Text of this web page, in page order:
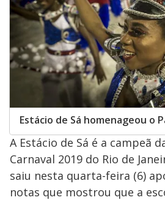
Estácio de Sá homenageou o
A Estácio de Sá é a campeã
Carnaval 2019 do Rio de
saiu nesta quarta-feira (6)
notas que mostrou que a